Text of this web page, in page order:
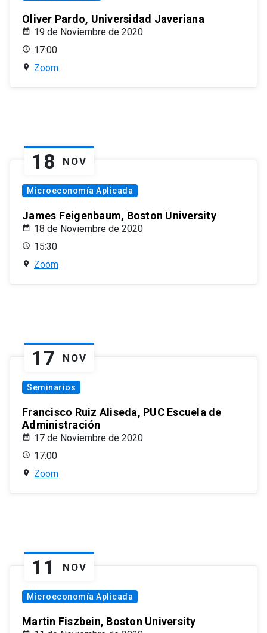
Oliver Pardo, Universidad Javeriana
19 de Noviembre de 2020
17:00
Zoom
18 NOV
Microeconomía Aplicada
James Feigenbaum, Boston University
18 de Noviembre de 2020
15:30
Zoom
17 NOV
Seminarios
Francisco Ruiz Aliseda, PUC Escuela de
Administración
17 de Noviembre de 2020
17:00
Zoom
11 NOV
Microeconomía Aplicada
Martin Fiszbein, Boston University